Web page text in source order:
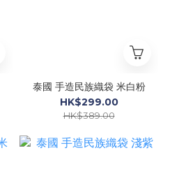
泰國 手造民族織袋 米白粉
HK$299.00
HK$389.00